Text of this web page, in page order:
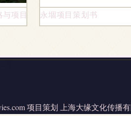
项目策划路径探析
永堌项目策划书
项目策划 上海大缘文化传播